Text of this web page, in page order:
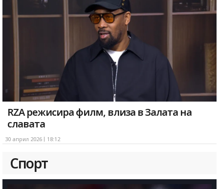
RZA режисира филм, влиза в Залата на
славата
30 април 2026 18:12
Спорт